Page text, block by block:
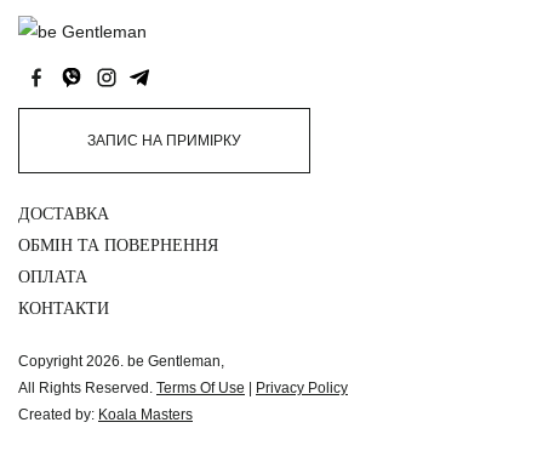
ЗАПИС НА ПРИМІРКУ
Copyright 2026. be Gentleman,
All Rights Reserved. Terms Of Use | Privacy Policy
Created by: Koala Masters
ДОСТАВКА
ОБМІН ТА ПОВЕРНЕННЯ
ОПЛАТА
КОНТАКТИ